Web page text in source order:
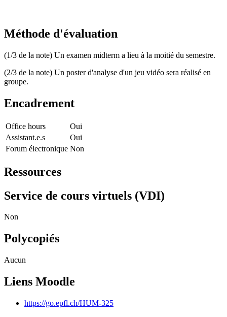
Méthode d'évaluation
(1/3 de la note) Un examen midterm a lieu à la moitié du semestre.
(2/3 de la note) Un poster d'analyse d'un jeu vidéo sera réalisé en
groupe.
Encadrement
Office hours
Oui
Assistant.e.s
Oui
Forum électronique Non
Ressources
Service de cours virtuels (VDI)
Non
Polycopiés
Aucun
Liens Moodle
https://go.epfl.ch/HUM-325